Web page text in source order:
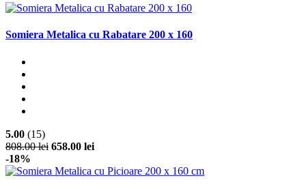
Somiera Metalica cu Rabatare 200 x 160
5.00 (15)
808.00 lei 658.00 lei
-18%